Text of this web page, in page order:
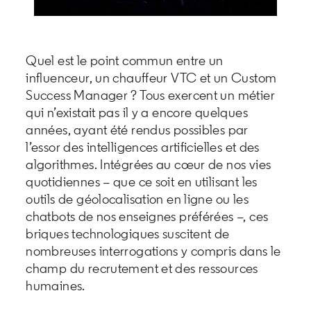
Quel est le point commun entre un
influenceur, un chauffeur VTC et un Custom
Success Manager ? Tous exercent un métier
qui n’existait pas il y a encore quelques
années, ayant été rendus possibles par
l’essor des intelligences artificielles et des
algorithmes. Intégrées au cœur de nos vies
quotidiennes – que ce soit en utilisant les
outils de géolocalisation en ligne ou les
chatbots de nos enseignes préférées –, ces
briques technologiques suscitent de
nombreuses interrogations y compris dans le
champ du recrutement et des ressources
humaines.